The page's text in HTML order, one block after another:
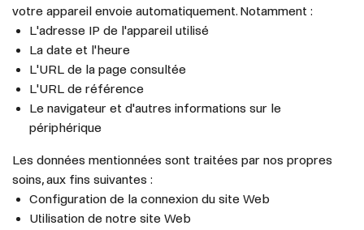
votre appareil envoie automatiquement. Notamment :
L'adresse IP de l'appareil utilisé
La date et l'heure
L'URL de la page consultée
L'URL de référence
Le navigateur et d'autres informations sur le
périphérique
Les données mentionnées sont traitées par nos propres
soins, aux fins suivantes :
Configuration de la connexion du site Web
Utilisation de notre site Web